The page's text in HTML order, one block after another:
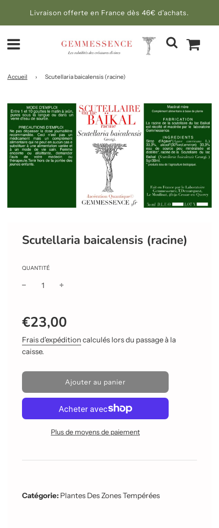
Livraison offerte en France dès 46€ d'achats.
Accueil › Scutellaria baicalensis (racine)
Scutellaria baicalensis (racine)
QUANTITÉ
réduit
régulier
€23,00
Frais d'expédition calculés lors du passage à la
caisse.
C
a
r
g
e
m
c
Ajouter au panier
Plus de moyens de paiement
Catégorie: Plantes Des Zones Tempérées